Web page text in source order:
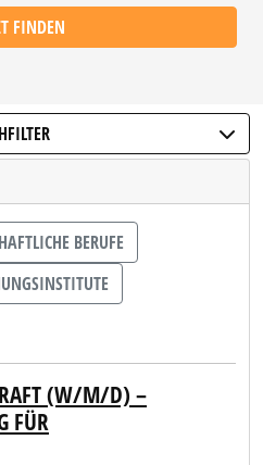
FINDEN
BERUFE
(W/M/D) –
FÜR